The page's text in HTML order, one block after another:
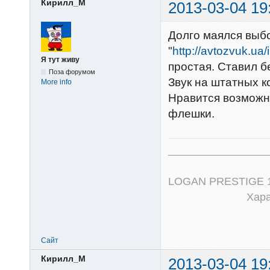
Кирилл_М 2013-03-04
Я тут живу
Поза форумом
More info
Долго маялся
"http://
простая. Ставил
Звук на штатных
Нравится
флешки.
LOGAN PRESTIGE
Характер
Сайт
Кирилл_М 2013-03-04